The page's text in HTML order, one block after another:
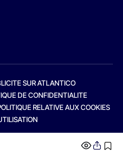
SUR ATLANTICO
DE CONFIDENTIALITE
RELATIVE AUX COOKIES